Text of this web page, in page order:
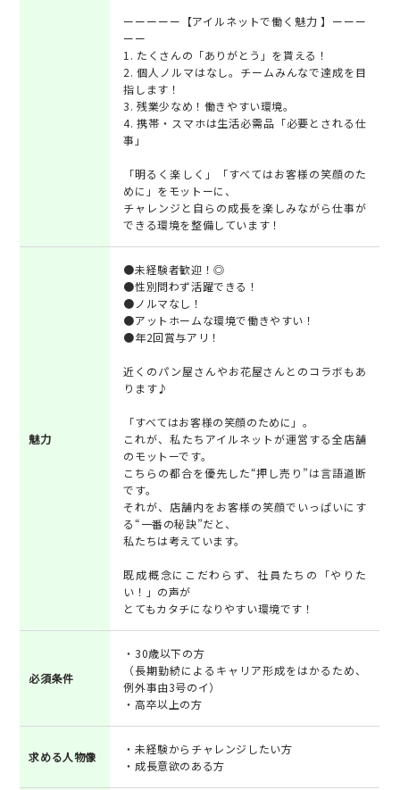
ーーーーー【アイルネットで働く魅力 】ーーー
ーー
1. たくさんの「ありがとう」を貰える！
2. 個人ノルマはなし。チームみんなで達成を目
指します！
3. 残業少なめ！働きやすい環境。
4. 携帯・スマホは生活必需品「必要とされる仕
事」
「明るく楽しく」「すべてはお客様の笑顔のた
めに」をモットーに、
チャレンジと自らの成長を楽しみながら仕事が
できる環境を整備しています！
魅力
●未経験者歓迎！◎
●性別問わず活躍できる！
●ノルマなし！
●アットホームな環境で働きやすい！
●年2回賞与アリ！
近くのパン屋さんやお花屋さんとのコラボもあ
ります♪
「すべてはお客様の笑顔のために」。
これが、私たちアイルネットが運営する全店舗
のモットーです。
こちらの都合を優先した“押し売り”は言語道断
です。
それが、店舗内をお客様の笑顔でいっぱいにす
る“一番の秘訣”だと、
私たちは考えています。
既成概念にこだわらず、社員たちの「やりた
い！」の声が
とてもカタチになりやすい環境です！
必須条件
・30歳以下の方
（長期勤続によるキャリア形成をはかるため、
例外事由3号のイ）
・高卒以上の方
求める人物像
・未経験からチャレンジしたい方
・成長意欲のある方